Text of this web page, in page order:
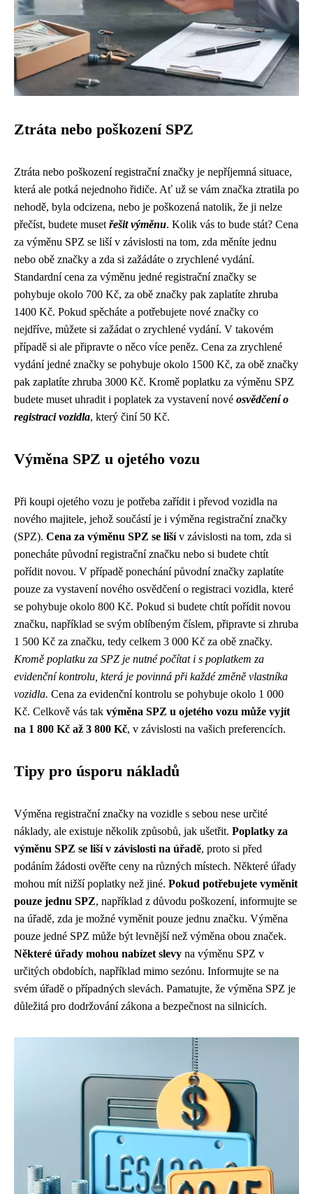
Ztráta nebo poškození SPZ
Ztráta nebo poškození registrační značky je nepříjemná situace,
která ale potká nejednoho řidiče. Ať už se vám značka ztratila po
nehodě, byla odcizena, nebo je poškozená natolik, že ji nelze
přečíst, budete muset řešit výměnu. Kolik vás to bude stát? Cena
za výměnu SPZ se liší v závislosti na tom, zda měníte jednu
nebo obě značky a zda si zažádáte o zrychlené vydání.
Standardní cena za výměnu jedné registrační značky se
pohybuje okolo 700 Kč, za obě značky pak zaplatíte zhruba
1400 Kč. Pokud spěcháte a potřebujete nové značky co
nejdříve, můžete si zažádat o zrychlené vydání. V takovém
případě si ale připravte o něco více peněz. Cena za zrychlené
vydání jedné značky se pohybuje okolo 1500 Kč, za obě značky
pak zaplatíte zhruba 3000 Kč. Kromě poplatku za výměnu SPZ
budete muset uhradit i poplatek za vystavení nové osvědčení o
registraci vozidla, který činí 50 Kč.
Výměna SPZ u ojetého vozu
Při koupi ojetého vozu je potřeba zařídit i převod vozidla na
nového majitele, jehož součástí je i výměna registrační značky
(SPZ). Cena za výměnu SPZ se lišív závislosti na tom, zda si
ponecháte původní registrační značku nebo si budete chtít
pořídit novou. V případě ponechání původní značky zaplatíte
pouze za vystavení nového osvědčení o registraci vozidla, které
se pohybuje okolo 800 Kč. Pokud si budete chtít pořídit novou
značku, například se svým oblíbeným číslem, připravte si zhruba
1 500 Kč za značku, tedy celkem 3 000 Kč za obě značky.
Kromě poplatku za SPZ je nutné počítat i s poplatkem za
evidenční kontrolu, která je povinná při každé změně vlastníka
vozidla. Cena za evidenční kontrolu se pohybuje okolo 1 000
Kč. Celkově vás tak výměna SPZ u ojetého vozu může vyjít
na 1 800 Kč až 3 800 Kč, v závislosti na vašich preferencích.
Tipy pro úsporu nákladů
Výměna registrační značky na vozidle s sebou nese určité
náklady, ale existuje několik způsobů, jak ušetřit. Poplatky za
výměnu SPZ se liší v závislosti na úřadě, proto si před
podáním žádosti ověřte ceny na různých místech. Některé úřady
mohou mít nižší poplatky než jiné. Pokud potřebujete vyměnit
pouze jednu SPZ, například z důvodu poškození, informujte se
na úřadě, zda je možné vyměnit pouze jednu značku. Výměna
pouze jedné SPZ může být levnější než výměna obou značek.
Některé úřady mohou nabízet slevy na výměnu SPZ v
určitých obdobích, například mimo sezónu. Informujte se na
svém úřadě o případných slevách. Pamatujte, že výměna SPZ je
důležitá pro dodržování zákona a bezpečnost na silnicích.